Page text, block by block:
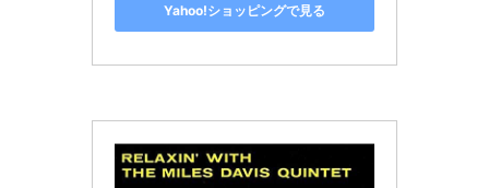
Yahoo!ショッピングで見る